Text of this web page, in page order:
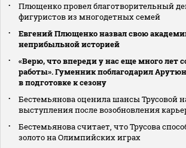
Плющенко провел благотворительный
фигуристов из многодетных семей
Евгений Плющенко назвал свою
неприбыльной историей
«Верю, что впереди у нас еще много лет
работы». Гуменник поблагодарил
в подготовке к сезону
Бестемьянова оценила шансы Трусовой
выступления после возобновления
Бестемьянова считает, что Трусова
золото на Олимпийских играх